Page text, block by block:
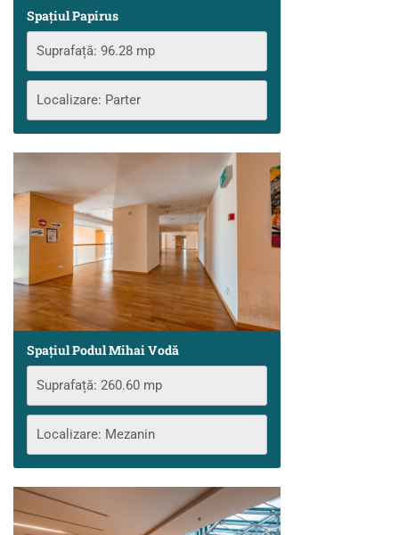
Spațiul Papirus
Suprafață: 96.28 mp
Localizare: Parter
Spațiul Podul Mihai Vodă
Suprafață: 260.60 mp
Localizare: Mezanin